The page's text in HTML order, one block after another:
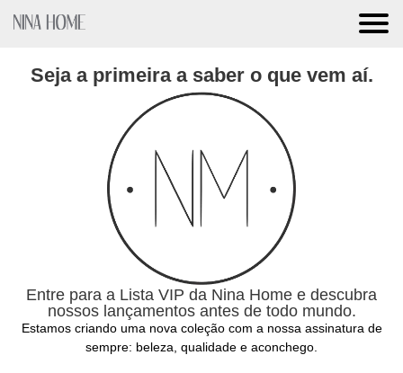
Seja a primeira a saber o que vem aí.
Entre para a Lista VIP da Nina Home e descubra
nossos lançamentos antes de todo mundo.
Estamos criando uma nova coleção com a nossa assinatura de
sempre: beleza, qualidade e aconchego.